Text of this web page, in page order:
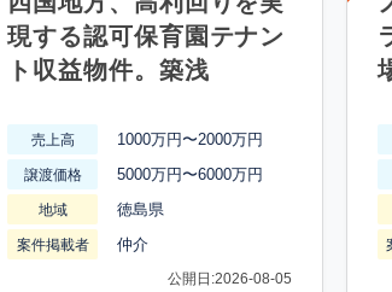
現する認可保育園テナン
ト収益物件。築浅
売上高 1000万円〜2000万円
譲渡価格 5000万円〜6000万円
地域 徳島県
案件掲載者 仲介
公開日:2026-08-05